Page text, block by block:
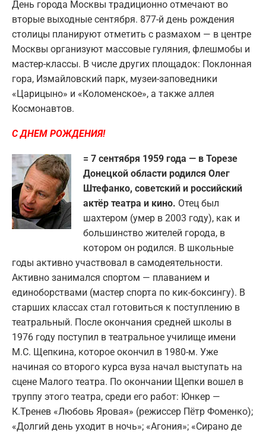
День города Москвы традиционно отмечают во
вторые выходные сентября. 877-й день рождения
столицы планируют отметить с размахом — в центре
Москвы организуют массовые гуляния, флешмобы и
мастер-классы. В числе других площадок: Поклонная
гора, Измайловский парк, музеи-заповедники
«Царицыно» и «Коломенское», а также аллея
Космонавтов.
С ДНЕМ РОЖДЕНИЯ!
= 7 сентября 1959 года — в Торезе
Донецкой области родился Олег
Штефанко, советский и российский
актёр театра и кино. Отец был
шахтером (умер в 2003 году), как и
большинство жителей города, в
котором он родился. В школьные
годы активно участвовал в самодеятельности.
Активно занимался спортом — плаванием и
единоборствами (мастер спорта по кик-боксингу). В
старших классах стал готовиться к поступлению в
театральный. После окончания средней школы в
1976 году поступил в театральное училище имени
М.С. Щепкина, которое окончил в 1980-м. Уже
начиная со второго курса вуза начал выступать на
сцене Малого театра. По окончании Щепки вошел в
труппу этого театра, среди его работ: Юнкер —
К.Тренев «Любовь Яровая» (режиссер Пётр Фоменко);
«Долгий день уходит в ночь»; «Агония»; «Сирано де